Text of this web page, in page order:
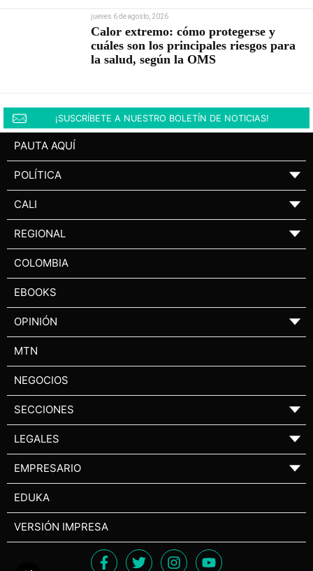
jueves 6 de agosto, 2026
Calor extremo: cómo protegerse y
cuáles son los principales riesgos para
la salud, según la OMS
¡SUSCRÍBETE A NUESTRO BOLETÍN DE NOTICIAS!
PAUTA AQUÍ
POLÍTICA ▼
CALI ▼
REGIONAL ▼
COLOMBIA
EBOOKS
OPINIÓN ▼
MTN
NEGOCIOS
SECCIONES ▼
LEGALES ▼
EMPRESARIO ▼
EDUKA
VERSIÓN IMPRESA